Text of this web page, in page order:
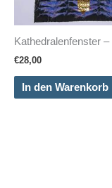
Kathedralenfenster –
€28,00
In den Warenkorb